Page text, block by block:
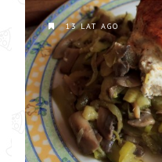
13 LAT AGO